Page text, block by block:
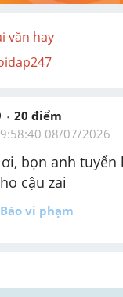
văn hay
20 điểm
08/07/2026
bọn anh tuyển
cậu zai
Báo vi phạm